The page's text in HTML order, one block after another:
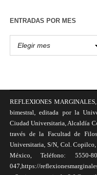
ENTRADAS POR MES
REFLEXIONES
bimestral, editada por la
Ciudad Universitaria, Alcaldía
través de la Facultad de
Universitaria, S/N, Col.
México, Teléfono: 5550-
047,https://